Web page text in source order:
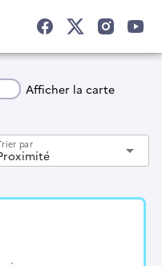
Afficher la carte
par arrow_drop_down